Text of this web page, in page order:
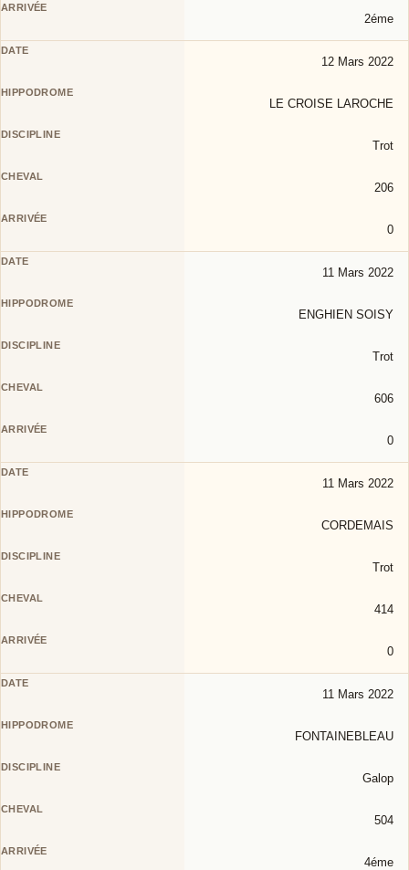
2éme
12 Mars 2022
LE CROISE LAROCHE
Trot
206
0
11 Mars 2022
ENGHIEN SOISY
Trot
606
0
11 Mars 2022
CORDEMAIS
Trot
414
0
11 Mars 2022
FONTAINEBLEAU
Galop
504
4éme